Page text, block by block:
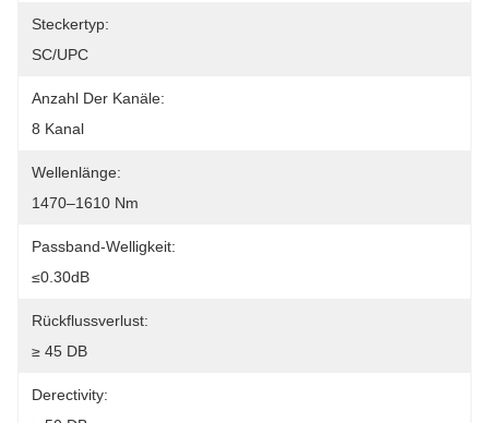
Steckertyp:
SC/UPC
Anzahl Der Kanäle:
8 Kanal
Wellenlänge:
1470–1610 Nm
Passband-Welligkeit:
≤0.30dB
Rückflussverlust:
≥ 45 DB
Derectivity: